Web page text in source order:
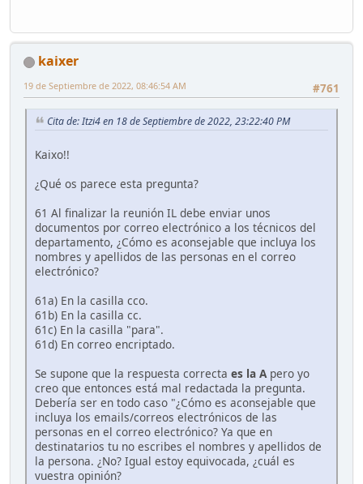
kaixer
#761
19 de Septiembre de 2022, 08:46:54 AM
Cita de: Itzi4 en 18 de Septiembre de 2022, 23:22:40 PM
Kaixo!!
¿Qué os parece esta pregunta?
61 Al finalizar la reunión IL debe enviar unos
documentos por correo electrónico a los técnicos del
departamento, ¿Cómo es aconsejable que incluya los
nombres y apellidos de las personas en el correo
electrónico?
61a) En la casilla cco.
61b) En la casilla cc.
61c) En la casilla "para".
61d) En correo encriptado.
Se supone que la respuesta correcta es la Apero yo
creo que entonces está mal redactada la pregunta.
Debería ser en todo caso "¿Cómo es aconsejable que
incluya los emails/correos electrónicos de las
personas en el correo electrónico? Ya que en
destinatarios tu no escribes el nombres y apellidos de
la persona. ¿No? Igual estoy equivocada, ¿cuál es
vuestra opinión?